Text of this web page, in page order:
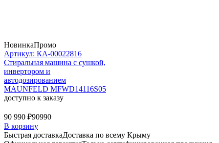
НовинкаПромо
Артикул: КА-00022816
Стиральная машина c сушкой,
инвертором и
автодозированием
MAUNFELD MFWD14116S05
доступно к заказу
90 990 ₽90990
В корзину
Быстрая доставкаДоставка по всему Крыму